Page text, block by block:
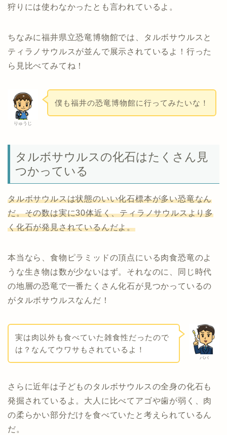
狩りには使わなかったとも言われているよ。
ちなみに福井県立恐竜博物館では、タルボサウルスと
ティラノサウルスが並んで展示されているよ！行った
ら見比べてみてね！
りゅうじ
僕も福井の恐竜博物館に行ってみたいな！
タルボサウルスの化石はたくさん見
つかっている
タルボサウルスは状態のいい化石標本が多い恐竜なん
だ。その数は実に30体近く、ティラノサウルスより多
く化石が発見されているんだよ。
本当なら、食物ピラミッドの頂点にいる肉食恐竜のよ
うな生き物は数が少ないはず。それなのに、同じ時代
の地層の恐竜で一番たくさん化石が見つかっているの
がタルボサウルスなんだ！
パパ
実は肉以外も食べていた雑食性だったので
は？なんてウワサもされているよ！
さらに近年は子どものタルボサウルスの全身の化石も
発掘されているよ。大人に比べてアゴや歯が弱く、肉
の柔らかい部分だけを食べていたと考えられているん
だ。